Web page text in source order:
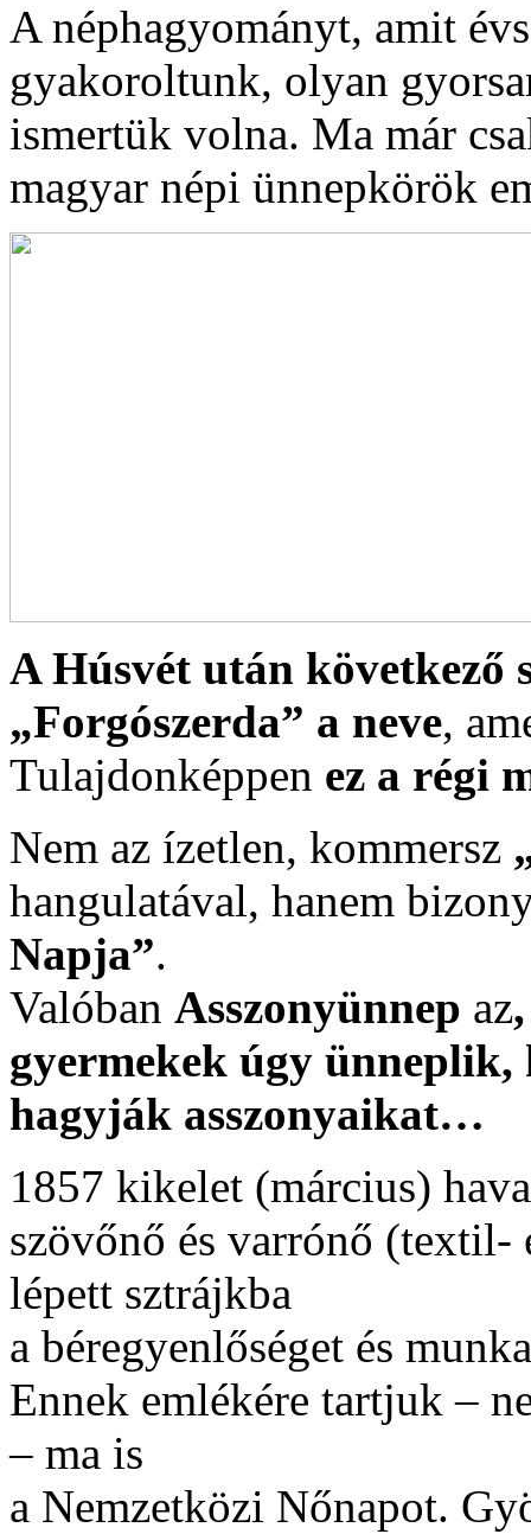
A néphagyományt, amit
gyakoroltunk, olyan
ismertük volna. Ma már
magyar népi ünnepkörök
A Húsvét után következő
„Forgószerda” a neve,
Tulajdonképpen ez a régi
Nem az ízetlen, kommersz
hangulatával, hanem
Napja”.
Valóban Asszonyünnep az
gyermekek úgy
hagyják asszonyaikat…
1857 kikelet (március)
szövőnő és varrónő
lépett sztrájkba
a béregyenlőséget és
Ennek emlékére tartjuk –
– ma is
a Nemzetközi Nőnapot.